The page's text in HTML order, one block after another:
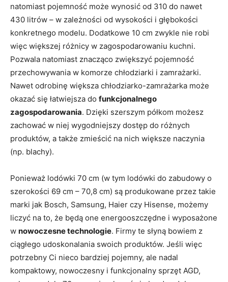
natomiast pojemność może wynosić od 310 do nawet
430 litrów – w zależności od wysokości i głębokości
konkretnego modelu. Dodatkowe 10 cm zwykle nie robi
więc większej różnicy w zagospodarowaniu kuchni.
Pozwala natomiast znacząco zwiększyć pojemność
przechowywania w komorze chłodziarki i zamrażarki.
Nawet odrobinę większa chłodziarko-zamrażarka może
okazać się łatwiejsza do funkcjonalnego
zagospodarowania. Dzięki szerszym półkom możesz
zachować w niej wygodniejszy dostęp do różnych
produktów, a także zmieścić na nich większe naczynia
(np. blachy).
Ponieważ lodówki 70 cm (w tym lodówki do zabudowy o
szerokości 69 cm – 70,8 cm) są produkowane przez takie
marki jak Bosch, Samsung, Haier czy Hisense, możemy
liczyć na to, że będą one energooszczędne i wyposażone
w nowoczesne technologie. Firmy te słyną bowiem z
ciągłego udoskonalania swoich produktów. Jeśli więc
potrzebny Ci nieco bardziej pojemny, ale nadal
kompaktowy, nowoczesny i funkcjonalny sprzęt AGD,